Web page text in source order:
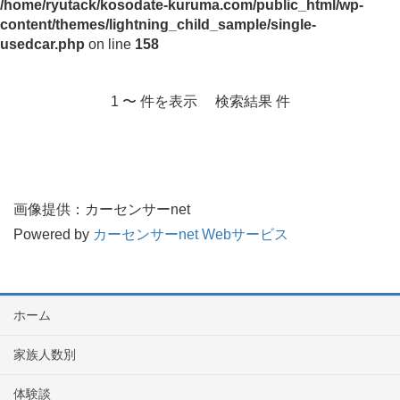
/home/ryutack/kosodate-kuruma.com/public_html/wp-
content/themes/lightning_child_sample/single-
usedcar.php on line 158
1 〜 件を表示 検索結果 件
画像提供：カーセンサーnet
Powered by カーセンサーnet Webサービス
ホーム
家族人数別
体験談